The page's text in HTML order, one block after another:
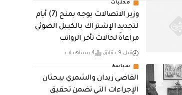
محليات
وزير الاتصالات يوجه بمنح (7) أيام
لتجديد الإشتراك بالكيبل الضوئي
مراعاةً لحالات تأخر الرواتب
قبل 9 دقائق 4 مشاهدات
سياسة
القاضي زيدان والشمري يبحثان
الإجراءات التي تضمن تحقيق